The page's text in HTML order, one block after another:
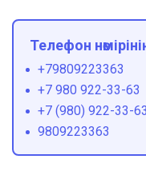
Телефон
+79809223363
+7 980 922-33-63
+7 (980) 922-33-63
9809223363